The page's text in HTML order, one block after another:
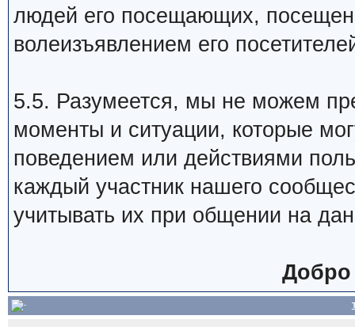
людей его посещающих,
волеизъявлением его
5.5. Разумеется, мы не можем
моменты и ситуации, которые
поведением или действиями
каждый участник нашего
учитывать их при общении на
Добро